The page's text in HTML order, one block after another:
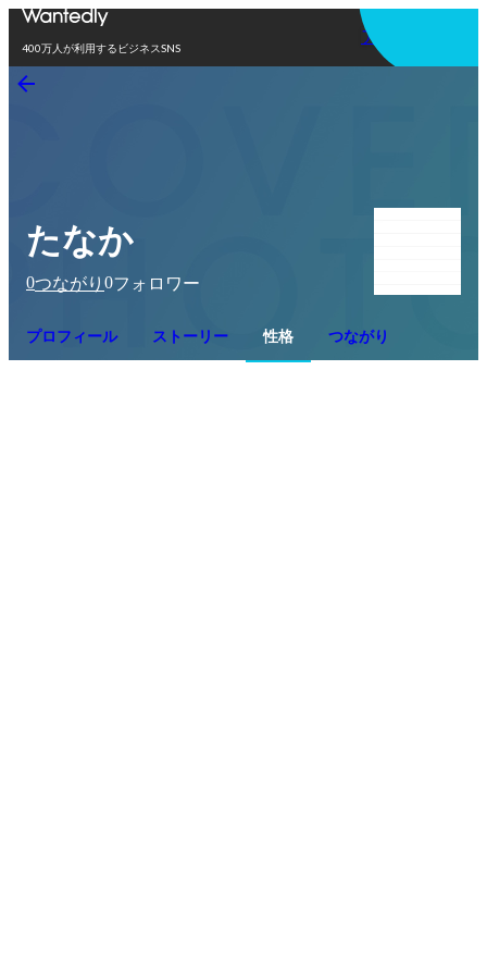
400万人が利用するビジネスSNS
アプリを使う
たなか
0つながり 0フォロワー
プロフィール ストーリー 性格 つながり